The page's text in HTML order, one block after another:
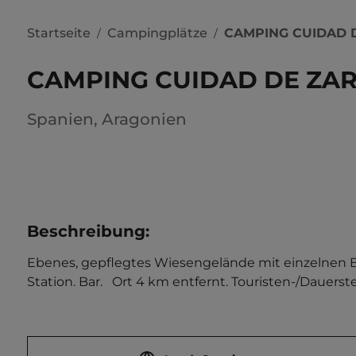
Startseite / Campingplätze / CAMPING CUIDAD
CAMPING CUIDAD DE
Spanien, Aragonien
Beschreibung:
Ebenes, gepflegtes Wiesengelände mit einzelnen
Station. Bar.   Ort 4 km entfernt. Touristen-/